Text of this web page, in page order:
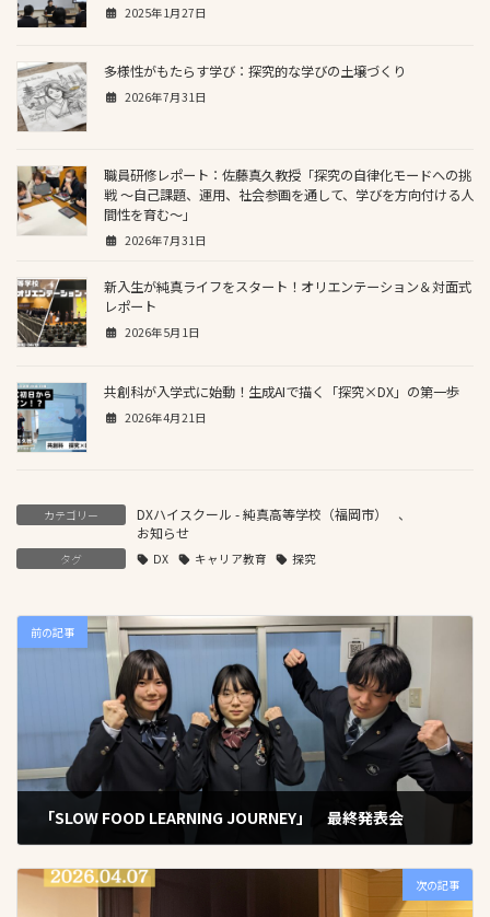
2025年1月27日
多様性がもたらす学び：探究的な学びの土壌づくり
2026年7月31日
職員研修レポート：佐藤真久教授「探究の自律化モードへの挑
戦 〜自己課題、運用、社会参画を通して、学びを方向付ける人
間性を育む〜」
2026年7月31日
新入生が純真ライフをスタート！オリエンテーション＆対面式
レポート
2026年5月1日
共創科が入学式に始動！生成AIで描く「探究×DX」の第一歩
2026年4月21日
カテゴリー DXハイスクール - 純真高等学校（福岡市）
、
お知らせ
タグ DX キャリア教育 探究
前の記事
「SLOW FOOD LEARNING JOURNEY」 最終発表会
次の記事